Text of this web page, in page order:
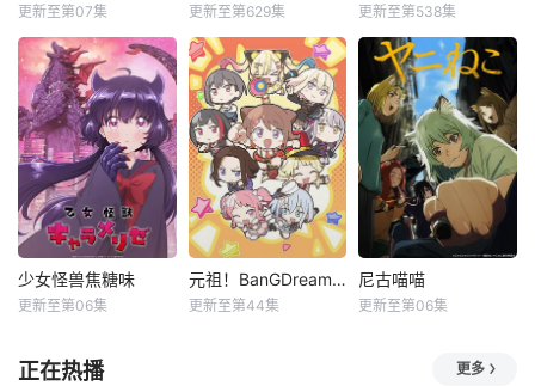
更新至第07集 更新至第629集 更新至第538集
少女怪兽焦糖味
更新至第06集
元祖！BanGDream酱
更新至第44集
尼古喵喵
更新至第06集
正在热播 更多